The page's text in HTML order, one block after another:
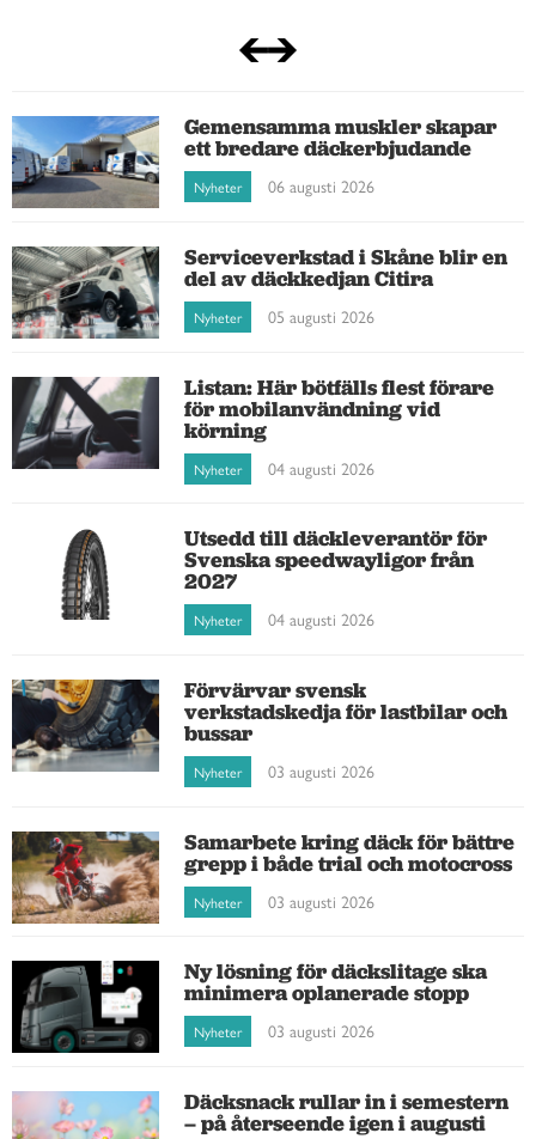
Gemensamma muskler skapar
ett bredare däckerbjudande
Nyheter 06 augusti 2026
Serviceverkstad i Skåne blir en
del av däckkedjan Citira
Nyheter 05 augusti 2026
Listan: Här bötfälls flest förare
för mobilanvändning vid
körning
Nyheter 04 augusti 2026
Utsedd till däckleverantör för
Svenska speedwayligor från
2027
Nyheter 04 augusti 2026
Förvärvar svensk
verkstadskedja för lastbilar och
bussar
Nyheter 03 augusti 2026
Samarbete kring däck för bättre
grepp i både trial och motocross
Nyheter 03 augusti 2026
Ny lösning för däckslitage ska
minimera oplanerade stopp
Nyheter 03 augusti 2026
Däcksnack rullar in i semestern
– på återseende igen i augusti